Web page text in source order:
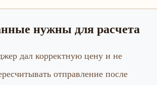
нужны для расчета
дал корректную цену и не
отправление после